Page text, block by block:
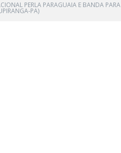
PERLA PARAGUAIA E BANDA PARA
PA)